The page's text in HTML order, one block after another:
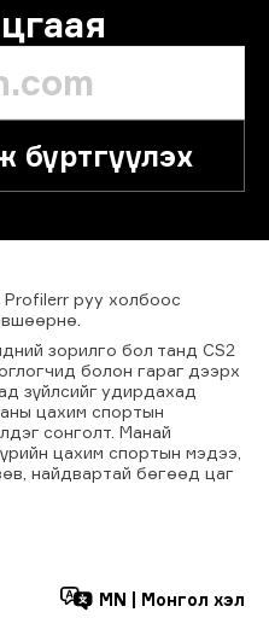
бүртгүүлэх
Profilerr руу холбоос
зорилго бол танд CS2
болон гараг дээрх
зүйлсийг удирдахад
цахим спортын
сонголт. Манай
цахим спортын мэдээ,
найдвартай бөгөөд цаг
MN Монгол хэл